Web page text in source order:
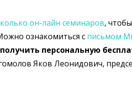
он-лайн семинаров,
ознакомиться с письмом
персональную
Яков Леонидович,